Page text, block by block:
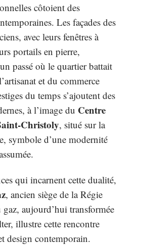
côtoient des
Les façades des
avec leurs fenêtres à
portails en pierre,
passé où le quartier battait
et du commerce
du temps s’ajoutent des
à l’image du Centre
Christoly, situé sur la
symbole d’une modernité
qui incarnent cette dualité,
, ancien siège de la Régie
aujourd’hui transformée
illustre cette rencontre
design contemporain.